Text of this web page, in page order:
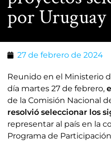
por Uruguay
27 de febrero de 2024
Reunido en el Ministerio
día martes 27 de febrero,
de la Comisión Nacional
resolvió seleccionar los
representar al país en la
Programa de